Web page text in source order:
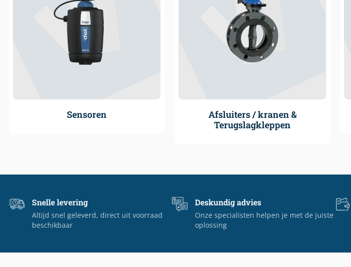
Sensoren
Afsluiters / kranen &
Terugslagkleppen
Snelle levering
Altijd snel geleverd, direct uit voorraad
beschikbaar
Deskundig advies
Onze specialisten helpen je met de juiste
oplossing